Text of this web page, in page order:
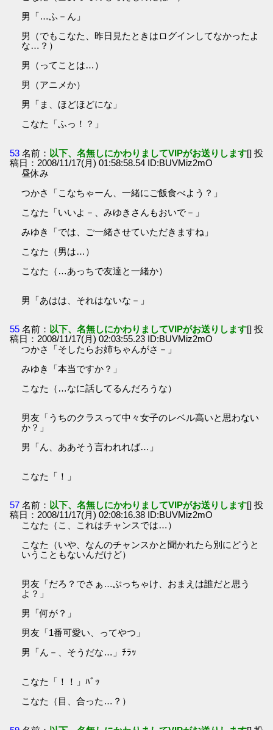
男「…ふ－ん」
男（でもこなた、昨日見たときはログインしてなかったよ
な…？）
男（ってことは…）
男（アニメか）
男「ま、ほどほどにな」
こなた「ふっ！？」
53 名前： 以下、名無しにかわりましてVIPがお送りします[] 投
稿日：2008/11/17(月) 01:58:58.54 ID:BUVMiz2mO
昼休み
つかさ「こなちゃーん、一緒にご飯食べよう？」
こなた「いいよ－、みゆきさんもおいで－」
みゆき「では、ご一緒させていただきますね」
こなた（男は…）
こなた（…あっちで友達と一緒か）
男「あはは、それはないな－」
55 名前： 以下、名無しにかわりましてVIPがお送りします[] 投
稿日：2008/11/17(月) 02:03:55.23 ID:BUVMiz2mO
つかさ「そしたらお姉ちゃんがさ－」
みゆき「本当ですか？」
こなた（…なに話してるんだろうな）
男友「うちのクラスって中々女子のレベル高いと思わない
か？」
男「ん、ああそう言われれば…」
こなた「！」
57 名前： 以下、名無しにかわりましてVIPがお送りします[] 投
稿日：2008/11/17(月) 02:08:16.38 ID:BUVMiz2mO
こなた（こ、これはチャンスでは…）
こなた（いや、なんのチャンスかと聞かれたら別にどうと
いうこともないんだけど）
男友「だろ？でさぁ…ぶっちゃけ、おまえは誰だと思う
よ？」
男「何が？」
男友「1番可愛い、ってやつ」
男「ん－、そうだな…」ﾁﾗｯ
こなた「！！」ﾊﾞｯ
こなた（目、合った…？）